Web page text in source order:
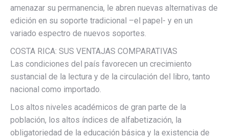
amenazar su permanencia, le abren nuevas alternativas de
edición en su soporte tradicional –el papel- y en un
variado espectro de nuevos soportes.
COSTA RICA: SUS VENTAJAS COMPARATIVAS
Las condiciones del país favorecen un crecimiento
sustancial de la lectura y de la circulación del libro, tanto
nacional como importado.
Los altos niveles académicos de gran parte de la
población, los altos índices de alfabetización, la
obligatoriedad de la educación básica y la existencia de